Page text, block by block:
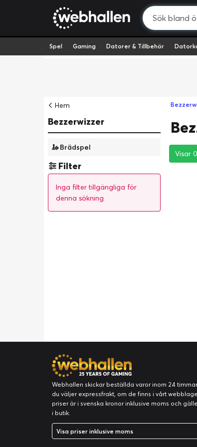
Spel Gaming Datorer & Tillbehör
Hem
Bezzerwizzer
Brädspel
Filter
Inga filter tillgängliga för
denna sökning
Visar
Visar
Visar
Webhallen skickar beställda varor inom 24
du väljer expressfrakt, om de finns i vårt
priser är i svenska kronor inklusive moms och
i butik.
Visa priser inklusive moms